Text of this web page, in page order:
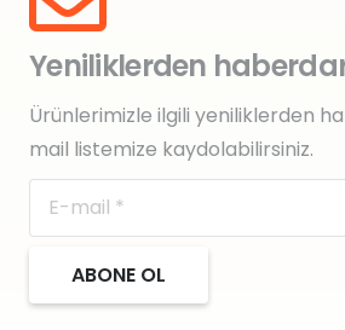
Yeniliklerden
Ürünlerimizle ilgili yeniliklerden
mail listemize kaydolabilirsiniz.
ABONE OL